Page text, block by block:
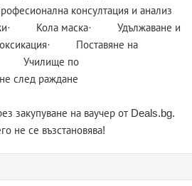
консултация и анализ
Кола маска· Удължаване и
Поставяне на
Училище по
след раждане
закупуване на ваучер от Deals.bg.
не се възстановява!